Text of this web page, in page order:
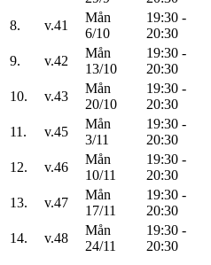
8.
v.41
Mån
6/10
19:30 -
20:30
9.
v.42
Mån
13/10
19:30 -
20:30
10.
v.43
Mån
20/10
19:30 -
20:30
11.
v.45
Mån
3/11
19:30 -
20:30
12.
v.46
Mån
10/11
19:30 -
20:30
13.
v.47
Mån
17/11
19:30 -
20:30
14.
v.48
Mån
24/11
19:30 -
20:30